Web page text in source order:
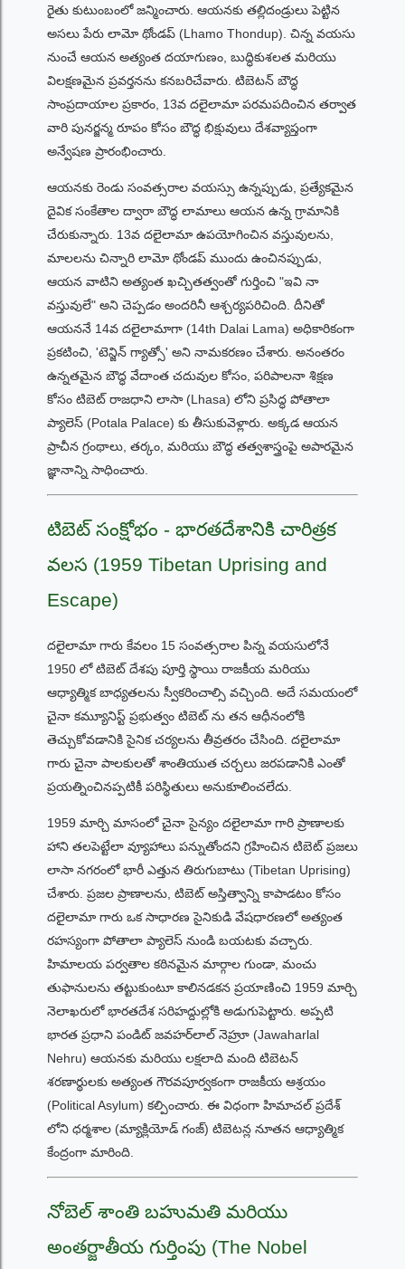
రైతు కుటుంబంలో జన్మించారు. ఆయనకు తల్లిదండ్రులు పెట్టిన
అసలు పేరు లామో థోండప్ (Lhamo Thondup). చిన్న వయసు
నుంచే ఆయన అత్యంత దయాగుణం, బుద్ధికుశలత మరియు
విలక్షణమైన ప్రవర్తనను కనబరిచేవారు. టిబెటన్ బౌద్ధ
సాంప్రదాయాల ప్రకారం, 13వ దలైలామా పరమపదించిన తర్వాత
వారి పునర్జన్మ రూపం కోసం బౌద్ధ భిక్షువులు దేశవ్యాప్తంగా
అన్వేషణ ప్రారంభించారు.
ఆయనకు రెండు సంవత్సరాల వయస్సు ఉన్నప్పుడు, ప్రత్యేకమైన
దైవిక సంకేతాల ద్వారా బౌద్ధ లామాలు ఆయన ఉన్న గ్రామానికి
చేరుకున్నారు. 13వ దలైలామా ఉపయోగించిన వస్తువులను,
మాలలను చిన్నారి లామో థోండప్ ముందు ఉంచినప్పుడు,
ఆయన వాటిని అత్యంత ఖచ్చితత్వంతో గుర్తించి "ఇవి నా
వస్తువులే" అని చెప్పడం అందరినీ ఆశ్చర్యపరిచింది. దీనితో
ఆయననే 14వ దలైలామాగా (14th Dalai Lama) అధికారికంగా
ప్రకటించి, 'టెన్జిన్ గ్యాత్సో' అని నామకరణం చేశారు. అనంతరం
ఉన్నతమైన బౌద్ధ వేదాంత చదువుల కోసం, పరిపాలనా శిక్షణ
కోసం టిబెట్ రాజధాని లాసా (Lhasa) లోని ప్రసిద్ధ పోతాలా
ప్యాలెస్ (Potala Palace) కు తీసుకువెళ్లారు. అక్కడ ఆయన
ప్రాచీన గ్రంథాలు, తర్కం, మరియు బౌద్ధ తత్వశాస్త్రంపై అపారమైన
జ్ఞానాన్ని సాధించారు.
టిబెట్ సంక్షోభం - భారతదేశానికి చారిత్రక
వలస (1959 Tibetan Uprising and
Escape)
దలైలామా గారు కేవలం 15 సంవత్సరాల పిన్న వయసులోనే
1950 లో టిబెట్ దేశపు పూర్తి స్థాయి రాజకీయ మరియు
ఆధ్యాత్మిక బాధ్యతలను స్వీకరించాల్సి వచ్చింది. అదే సమయంలో
చైనా కమ్యూనిస్ట్ ప్రభుత్వం టిబెట్ ను తన ఆధీనంలోకి
తెచ్చుకోవడానికి సైనిక చర్యలను తీవ్రతరం చేసింది. దలైలామా
గారు చైనా పాలకులతో శాంతియుత చర్చలు జరపడానికి ఎంతో
ప్రయత్నించినప్పటికీ పరిస్థితులు అనుకూలించలేదు.
1959 మార్చి మాసంలో చైనా సైన్యం దలైలామా గారి ప్రాణాలకు
హాని తలపెట్టేలా వ్యూహాలు పన్నుతోందని గ్రహించిన టిబెట్ ప్రజలు
లాసా నగరంలో భారీ ఎత్తున తిరుగుబాటు (Tibetan Uprising)
చేశారు. ప్రజల ప్రాణాలను, టిబెట్ అస్తిత్వాన్ని కాపాడటం కోసం
దలైలామా గారు ఒక సాధారణ సైనికుడి వేషధారణలో అత్యంత
రహస్యంగా పోతాలా ప్యాలెస్ నుండి బయటకు వచ్చారు.
హిమాలయ పర్వతాల కఠినమైన మార్గాల గుండా, మంచు
తుఫానులను తట్టుకుంటూ కాలినడకన ప్రయాణించి 1959 మార్చి
నెలాఖరులో భారతదేశ సరిహద్దుల్లోకి అడుగుపెట్టారు. అప్పటి
భారత ప్రధాని పండిట్ జవహర్‌లాల్ నెహ్రూ (Jawaharlal
Nehru) ఆయనకు మరియు లక్షలాది మంది టిబెటన్
శరణార్థులకు అత్యంత గౌరవపూర్వకంగా రాజకీయ ఆశ్రయం
(Political Asylum) కల్పించారు. ఈ విధంగా హిమాచల్ ప్రదేశ్
లోని ధర్మశాల (మ్యాక్లియోడ్ గంజ్) టిబెటన్ల నూతన ఆధ్యాత్మిక
కేంద్రంగా మారింది.
నోబెల్ శాంతి బహుమతి మరియు
అంతర్జాతీయ గుర్తింపు (The Nobel